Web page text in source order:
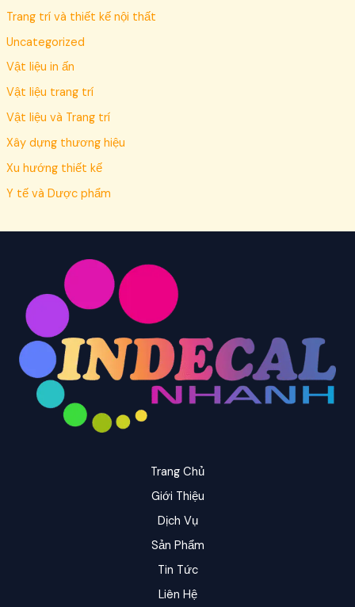
Trang trí và thiết kế nội thất
Uncategorized
Vật liệu in ấn
Vật liệu trang trí
Vật liệu và Trang trí
Xây dựng thương hiệu
Xu hướng thiết kế
Y tế và Dược phẩm
Trang Chủ
Giới Thiệu
Dịch Vụ
Sản Phẩm
Tin Tức
Liên Hệ